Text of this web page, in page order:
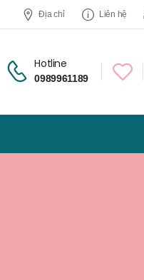
Địa chỉ Liên hệ
Hotline
0989961189